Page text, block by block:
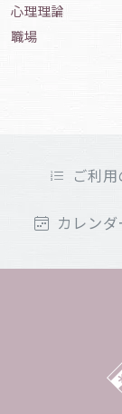
心理理論
職場
ご利
カレン